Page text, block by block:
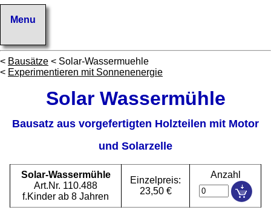
< Bausätze < Solar-Wassermuehle
< Experimentieren mit Sonnenenergie
Solar Wassermühle
Bausatz aus vorgefertigten Holzteilen mit Motor
und Solarzelle
Solar-Wassermühle
Art.Nr. 110.488
f.Kinder ab 8 Jahren
Einzelpreis:
23,50 €
Anzahl